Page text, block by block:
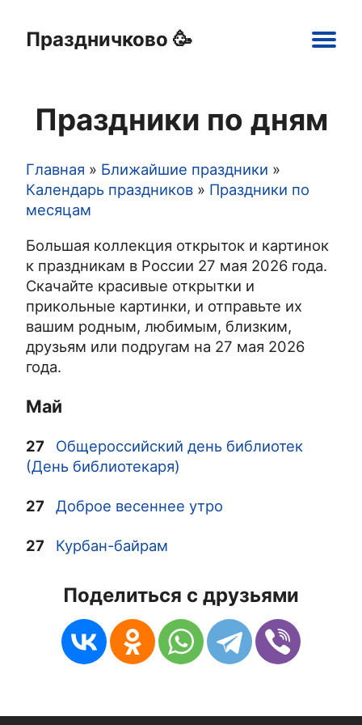
Праздничково 🥳
navigation
Открытки
Картинки
Шаблоны
Праздники
Праздники по дням
Строка
навигации
Главная
Ближайшие праздники
Календарь праздников
Праздники по
месяцам
Большая коллекция открыток и картинок
к праздникам в России 27 мая 2026 года.
Скачайте красивые открытки и
прикольные картинки, и отправьте их
вашим родным, любимым, близким,
друзьям или подругам на 27 мая 2026
года.
Май
27
Общероссийский день библиотек
(День библиотекаря)
27 Доброе весеннее утро
27 Курбан-байрам
Поделиться с друзьями